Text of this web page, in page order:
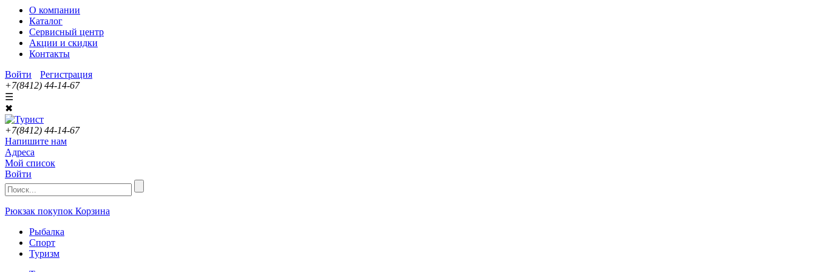
О компании
Каталог
Сервисный центр
Акции и скидки
Контакты
Войти
Регистрация
+7(8412) 44-14-67
☰
✖
+7(8412) 44-14-67
Напишите нам
Адреса
Мой список
Войти
Рюкзак покупок Корзина
Рыбалка
Спорт
Туризм